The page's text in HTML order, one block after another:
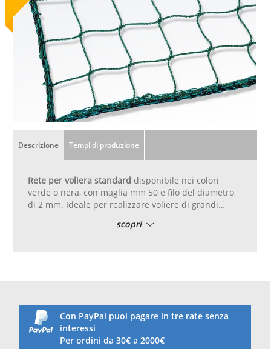
Descrizione Tempi di produzione
Rete per voliera standard disponibile nei colori
verde o nera, con maglia mm 50 e filo del diametro
di 2 mm. Ideale per realizzare voliere di grandi
diametro 8 mm su tutto il perimetro.
anzi la rinforza su tutta la diagonale.
Non indicata per i pappagalli
scopri
Con PayPal puoi pagare in tre rate senza
interessi
Per ordini da 30€ a 2000€